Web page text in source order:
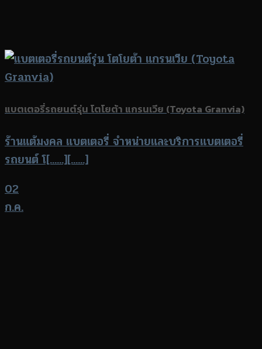
แบตเตอรี่รถยนต์รุ่น โตโยต้า แกรนเวีย (Toyota Granvia)
ร้านแต้มงคล แบตเตอรี่ จำหน่ายและบริการแบตเตอรี่
รถยนต์ โ[......][......]
02
ก.ค.